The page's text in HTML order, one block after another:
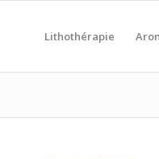
Lithothérapie